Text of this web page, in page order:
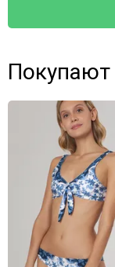
Покупают